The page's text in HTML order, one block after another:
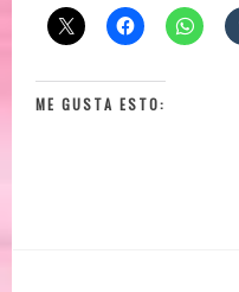
ME GUSTA ESTO: